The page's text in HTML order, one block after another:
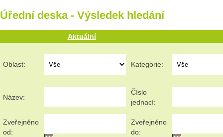
Úřední deska - Výsledek hledání
Aktuální
Oblast: Kategorie:
Název:
Číslo
jednací:
Zveřejněno
od:
Zveřejněno
do: